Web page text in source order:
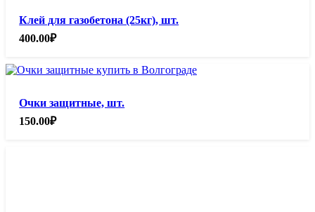
Клей для газобетона (25кг), шт.
400.00₽
Очки защитные, шт.
150.00₽